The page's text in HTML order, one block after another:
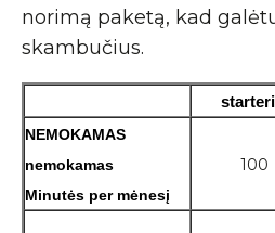
norimą paketą, kad
skambučius.
NEMOKAMAS
nemokamas
Minutės per mėnesį
100